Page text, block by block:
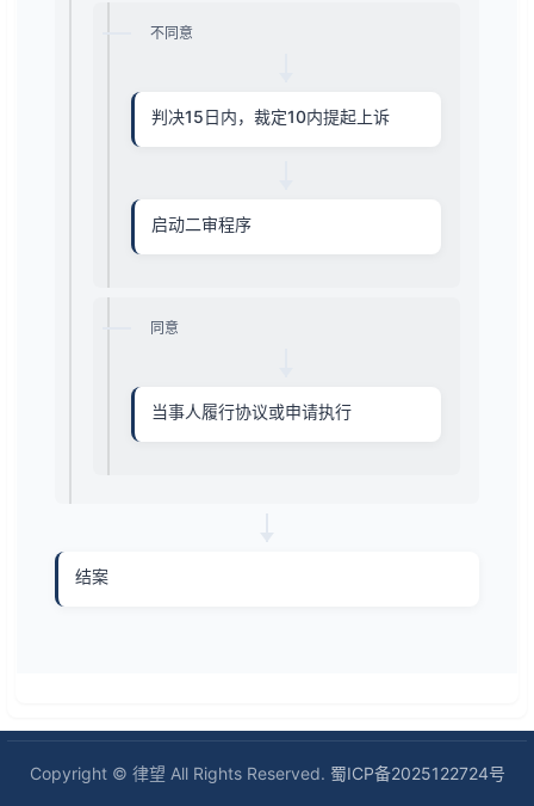
不同意
判决15日内，裁定10内提起上诉
启动二审程序
同意
当事人履行协议或申请执行
结案
Copyright © 律望 All Rights Reserved. 蜀ICP备2025122724号